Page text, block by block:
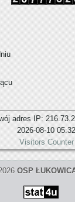
adres IP:
2026-08-10 05:32
Visitors Counter
OSP